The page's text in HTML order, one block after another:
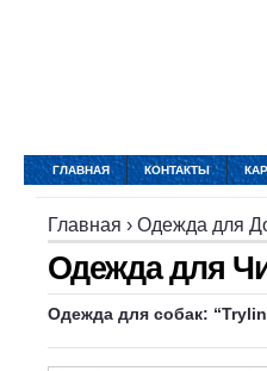
ГЛАВНАЯ КОНТАКТЫ
Главная › Одежда для
Одежда для
Одежда для собак: